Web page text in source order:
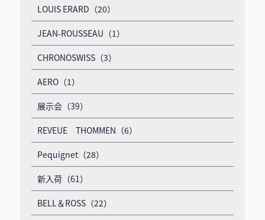
LOUIS ERARD（20）
JEAN-ROUSSEAU（1）
CHRONOSWISS（3）
AERO（1）
展示会（39）
REVEUE THOMMEN（6）
Pequignet（28）
新入荷（61）
BELL＆ROSS（22）